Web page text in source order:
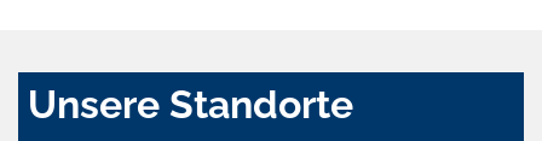
Unsere Standorte